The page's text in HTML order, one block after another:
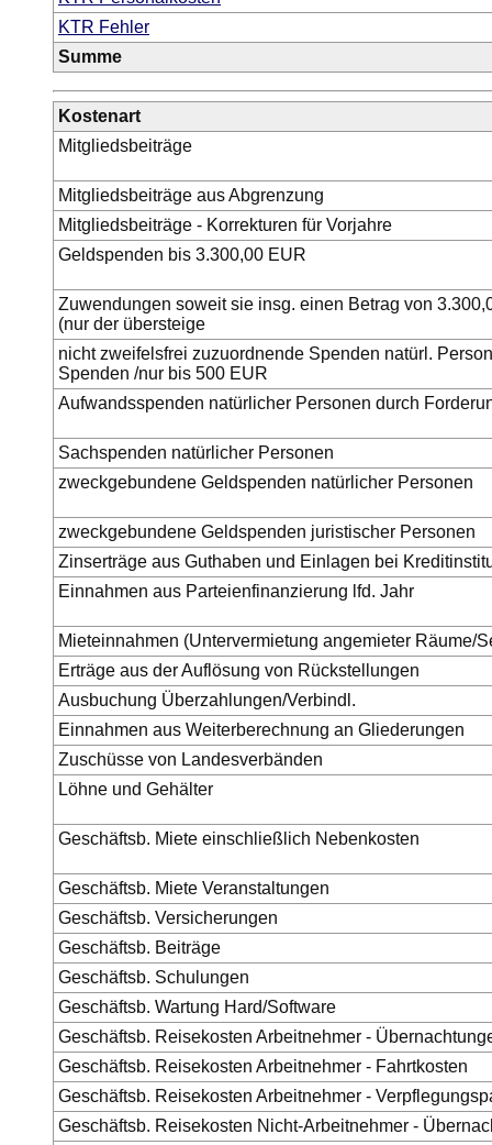
KTR Fehler
Summe
Kostenart
Mitgliedsbeiträge
Mitgliedsbeiträge aus Abgrenzung
Mitgliedsbeiträge - Korrekturen für Vorjahre
Geldspenden bis 3.300,00 EUR
Zuwendungen soweit sie insg. einen Betrag von
(nur der übersteige
nicht zweifelsfrei zuzuordnende Spenden natürl.
Spenden /nur bis 500 EUR
Aufwandsspenden natürlicher Personen durch
Sachspenden natürlicher Personen
zweckgebundene Geldspenden natürlicher Personen
zweckgebundene Geldspenden juristischer Personen
Zinserträge aus Guthaben und Einlagen bei
Einnahmen aus Parteienfinanzierung lfd. Jahr
Mieteinnahmen (Untervermietung angemieter Räume/
Erträge aus der Auflösung von Rückstellungen
Ausbuchung Überzahlungen/Verbindl.
Einnahmen aus Weiterberechnung an Gliederungen
Zuschüsse von Landesverbänden
Löhne und Gehälter
Geschäftsb. Miete einschließlich Nebenkosten
Geschäftsb. Miete Veranstaltungen
Geschäftsb. Versicherungen
Geschäftsb. Beiträge
Geschäftsb. Schulungen
Geschäftsb. Wartung Hard/Software
Geschäftsb. Reisekosten Arbeitnehmer -
Geschäftsb. Reisekosten Arbeitnehmer - Fahrtkosten
Geschäftsb. Reisekosten Arbeitnehmer -
Geschäftsb. Reisekosten Nicht-Arbeitnehmer -